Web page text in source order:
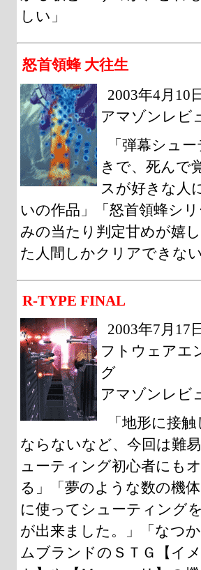
しい」
怒首領蜂 大往生
2003年4月10
アマゾンレビ
「弾幕シュ
きで、死んで
スが好きな人
いの作品」「怒首領蜂シ
みの当たり判定甘めが嬉
た人間しかクリアできない
R-TYPE FINAL
2003年7月17
フトウェアエ
グ
アマゾンレビ
「地形に接
ならないなど、今回は難
ューティング初心者にも
る」「夢のような数の機
に使ってシューティング
が出来ました。」「なつ
ムブランドのＳＴＧ【イ